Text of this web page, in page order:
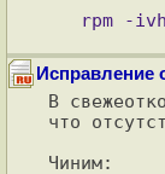
Исправление
В
что
Чиним: